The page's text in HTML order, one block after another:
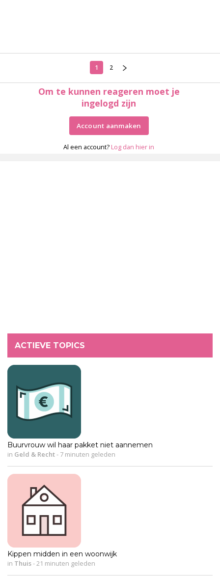
1 2
Om te kunnen reageren moet je
ingelogd zijn
Account aanmaken
Al een account? Log dan hier in
ACTIEVE TOPICS
Buurvrouw wil haar pakket niet aannemen
in Geld & Recht- 7 minuten geleden
Kippen midden in een woonwijk
in Thuis-21 minuten geleden